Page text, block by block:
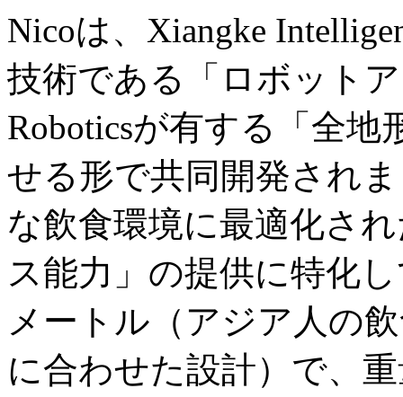
Nicoは、Xiangke
技術である「ロボット
Roboticsが有する「全
せる形で共同開発され
な飲食環境に最適化さ
ス能力」の提供に特化
メートル（アジア人の
に合わせた設計）で、